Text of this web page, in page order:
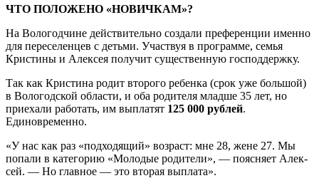
ЧТО ПОЛОЖЕНО «НОВИЧКАМ»?
На Вологодчине действительно соз­дали преференции именно
для пересе­ленцев с детьми. Участвуя в программе, семья
Кристины и Алексея получит суще­ственную господдержку.
Так как Кристина родит второго ребенка (срок уже большой)
в Вологодской об­ласти, и оба родителя младше 35 лет, но
приехали работать, им выплатят 125 000 рублей.
Единовременно.
«У нас как раз «подходящий» возраст: мне 28, жене 27. Мы
попали в категорию «Молодые родители», — поясняет Алек­
сей. — Но главное — это вторая выплата».